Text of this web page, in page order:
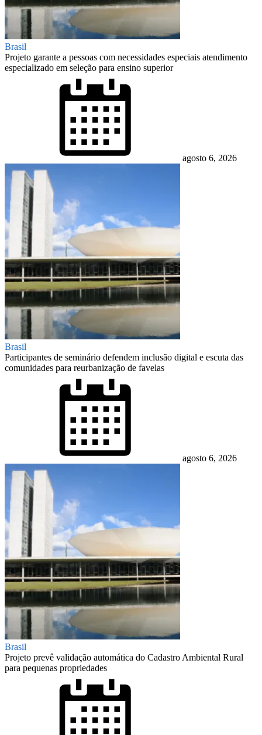
Brasil
Projeto garante a pessoas com necessidades especiais atendimento
especializado em seleção para ensino superior
agosto 6, 2026
Brasil
Participantes de seminário defendem inclusão digital e escuta das
comunidades para reurbanização de favelas
agosto 6, 2026
Brasil
Projeto prevê validação automática do Cadastro Ambiental Rural
para pequenas propriedades